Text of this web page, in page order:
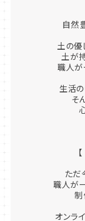
自然
土の優
土が
職人が
生活
そ
ただ
職人が
制
オンラ